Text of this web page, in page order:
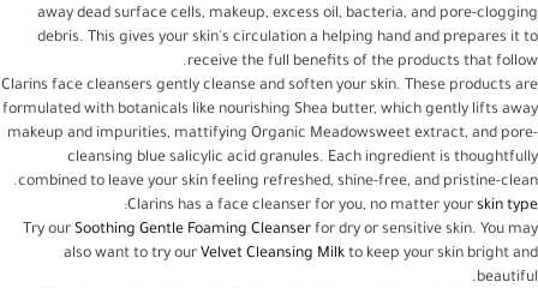
away dead surface cells, makeup, excess oil, bacteria, and pore-clogging
debris. This gives your skin's circulation a helping hand and prepares it to
receive the full benefits of the products that follow.
Clarins face cleansers gently cleanse and soften your skin. These products are
formulated with botanicals like nourishing Shea butter, which gently lifts away
makeup and impurities, mattifying Organic Meadowsweet extract, and pore-
cleansing blue salicylic acid granules. Each ingredient is thoughtfully
combined to leave your skin feeling refreshed, shine-free, and pristine-clean.
Clarins has a face cleanser for you, no matter your skin type
:
Try our Soothing Gentle Foaming Cleanser for dry or sensitive skin. You may
also want to try our Velvet Cleansing Milk to keep your skin bright and
beautiful.